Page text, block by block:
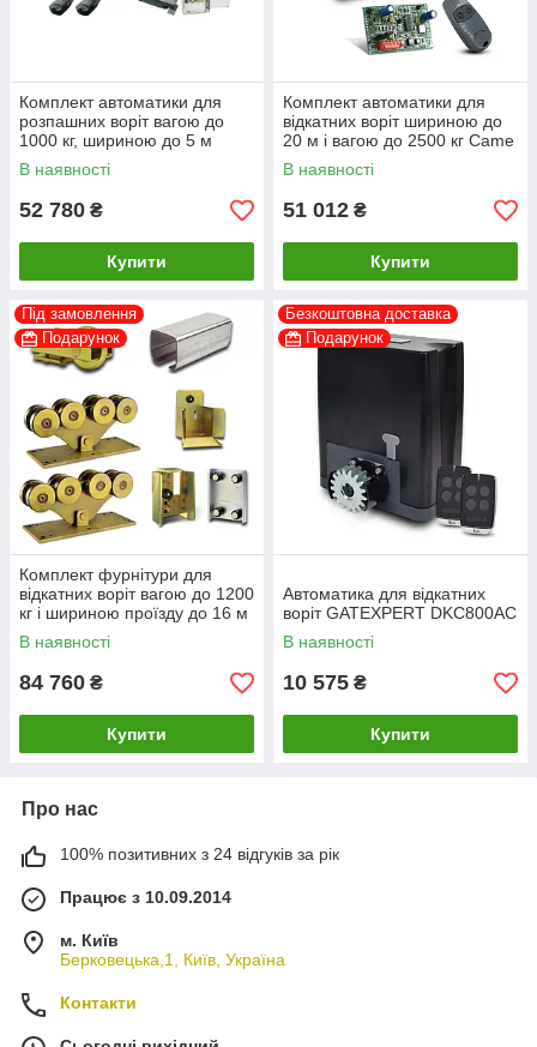
Комплект автоматики для
розпашних воріт вагою до
1000 кг, шириною до 5 м
Came ATI 5024 з приводом
інтенсивного використання
В наявності
52 780 ₴
Купити
Комплект автоматики для
відкатних воріт шириною до
20 м і вагою до 2500 кг Came
BKV-2500M з приводом з
магнітними кінцевиками
В наявності
51 012 ₴
Купити
Під замовлення
Подарунок
Комплект фурнітури для
відкатних воріт вагою до 1200
кг і шириною проїзду до 16 м
Rolling Center Magnum
В наявності
84 760 ₴
Купити
Безкоштовна доставка
Подарунок
Автоматика для відкатних
воріт GATEXPERT DKC800AC
В наявності
10 575 ₴
Купити
Про нас
100% позитивних з 24 відгуків за рік
Працює з 10.09.2014
м. Київ
Берковецька,1, Київ, Україна
Контакти